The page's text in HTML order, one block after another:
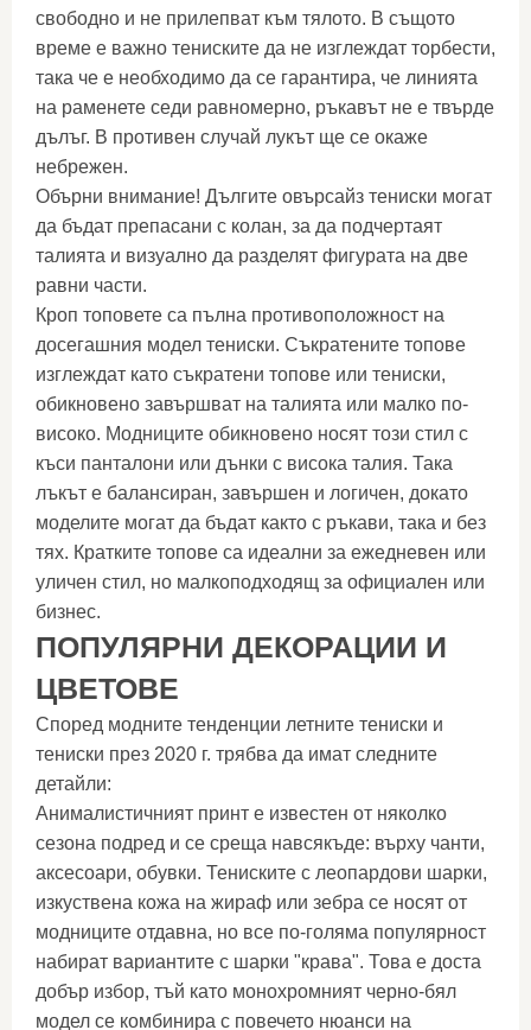
свободно и не прилепват към тялото. В същото
време е важно тениските да не изглеждат торбести,
така че е необходимо да се гарантира, че линията
на раменете седи равномерно, ръкавът не е твърде
дълъг. В противен случай лукът ще се окаже
небрежен.
Обърни внимание! Дългите овърсайз тениски могат
да бъдат препасани с колан, за да подчертаят
талията и визуално да разделят фигурата на две
равни части.
Кроп топовете са пълна противоположност на
досегашния модел тениски. Съкратените топове
изглеждат като съкратени топове или тениски,
обикновено завършват на талията или малко по-
високо. Модниците обикновено носят този стил с
къси панталони или дънки с висока талия. Така
лъкът е балансиран, завършен и логичен, докато
моделите могат да бъдат както с ръкави, така и без
тях. Кратките топове са идеални за ежедневен или
уличен стил, но малкоподходящ за официален или
бизнес.
ПОПУЛЯРНИ ДЕКОРАЦИИ И
ЦВЕТОВЕ
Според модните тенденции летните тениски и
тениски през 2020 г. трябва да имат следните
детайли:
Анималистичният принт е известен от няколко
сезона подред и се среща навсякъде: върху чанти,
аксесоари, обувки. Тениските с леопардови шарки,
изкуствена кожа на жираф или зебра се носят от
модниците отдавна, но все по-голяма популярност
набират вариантите с шарки "крава". Това е доста
добър избор, тъй като монохромният черно-бял
модел се комбинира с повечето нюанси на